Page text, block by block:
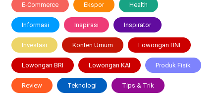
E-Commerce Ekspor Health
Informasi Inspirasi Inspirator
Investasi Konten Umum Lowongan BNI
Lowongan BRI Lowongan KAI Produk Fisik
Review Teknologi Tips & Trik